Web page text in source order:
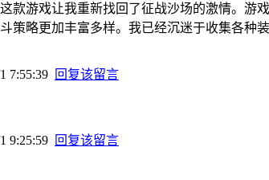
款游戏让我重新找回了征战沙场的激情。游
策略更加丰富多样。我已经沉迷于收集各种
7:55:39 回复该留言
9:25:59 回复该留言